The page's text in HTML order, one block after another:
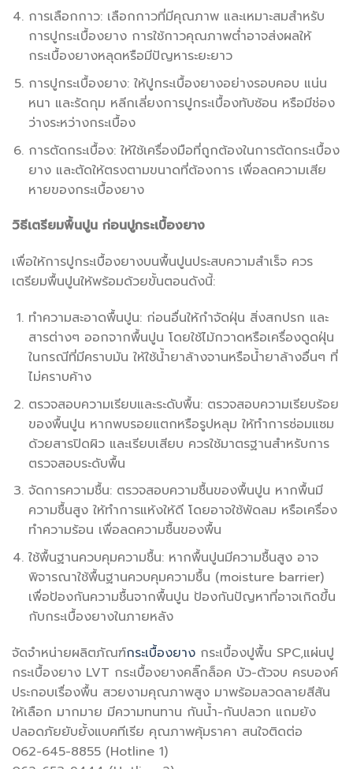
การเลือกกาว: เลือกกาวที่มีคุณภาพ และเหมาะสมสำหรับ
การปูกระเบื้องยาง การใช้กาวคุณภาพต่ำอาจส่งผลให้
กระเบื้องยางหลุดหรือมีปัญหาระยะยาว
การปูกระเบื้องยาง: ให้ปูกระเบื้องยางอย่างรอบคอบ แน่น
หนา และรัดกุม หลีกเลี่ยงการปูกระเบื้องทับซ้อน หรือมีช่อง
ว่างระหว่างกระเบื้อง
การตัดกระเบื้อง: ให้ใช้เครื่องมือที่ถูกต้องในการตัดกระเบื้อง
ยาง และตัดให้ตรงตามขนาดที่ต้องการ เพื่อลดความเสีย
หายของกระเบื้องยาง
วิธีเตรียมพื้นปูน ก่อนปูกระเบื้องยาง
เพื่อให้การปูกระเบื้องยางบนพื้นปูนประสบความสำเร็จ ควร
เตรียมพื้นปูนให้พร้อมด้วยขั้นตอนดังนี้:
ทำความสะอาดพื้นปูน: ก่อนอื่นให้กำจัดฝุ่น สิ่งสกปรก และ
สารต่างๆ ออกจากพื้นปูน โดยใช้ไม้กวาดหรือเครื่องดูดฝุ่น
ในกรณีที่มีคราบมัน ให้ใช้น้ำยาล้างจานหรือน้ำยาล้างอื่นๆ ที่
ไม่คราบค้าง
ตรวจสอบความเรียบและระดับพื้น: ตรวจสอบความเรียบร้อย
ของพื้นปูน หากพบรอยแตกหรือรูปหลุม ให้ทำการซ่อมแซม
ด้วยสารปิดผิว และเรียบเสียบ ควรใช้มาตรฐานสำหรับการ
ตรวจสอบระดับพื้น
จัดการความชื้น: ตรวจสอบความชื้นของพื้นปูน หากพื้นมี
ความชื้นสูง ให้ทำการแห้งให้ดี โดยอาจใช้พัดลม หรือเครื่อง
ทำความร้อน เพื่อลดความชื้นของพื้น
ใช้พื้นฐานควบคุมความชื้น: หากพื้นปูนมีความชื้นสูง อาจ
พิจารณาใช้พื้นฐานควบคุมความชื้น (moisture barrier)
เพื่อป้องกันความชื้นจากพื้นปูน ป้องกันปัญหาที่อาจเกิดขึ้น
กับกระเบื้องยางในภายหลัง
จัดจำหน่ายผลิตภัณฑ์กระเบื้องยาง กระเบื้องปูพื้น SPC,แผ่นปู
กระเบื้องยาง LVT กระเบื้องยางคลิ๊กล็อค บัว-ตัวจบ ครบองค์
ประกอบเรื่องพื้น สวยงามคุณภาพสูง มาพร้อมลวดลายสีสัน
ให้เลือก มากมาย มีความทนทาน กันน้ำ-กันปลวก แถมยัง
ปลอดภัยยับยั้งแบคทีเรีย คุณภาพคุ้มราคา สนใจติดต่อ
062-645-8855 (Hotline 1)